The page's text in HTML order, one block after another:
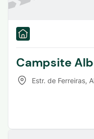
Campsite
Estr. de Ferreiras,